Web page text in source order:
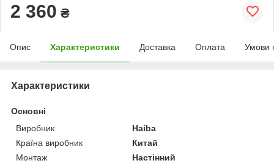
2 360 ₴
Опис Характеристики Доставка Оплата Умови
Характеристики
Основні
Виробник
Haiba
Країна виробник
Китай
Монтаж
Настінний